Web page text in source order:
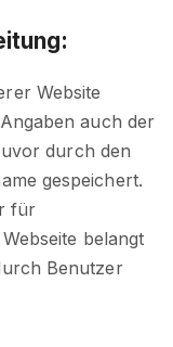
Website
auch der
durch den
gespeichert.
für
belangt
Benutzer